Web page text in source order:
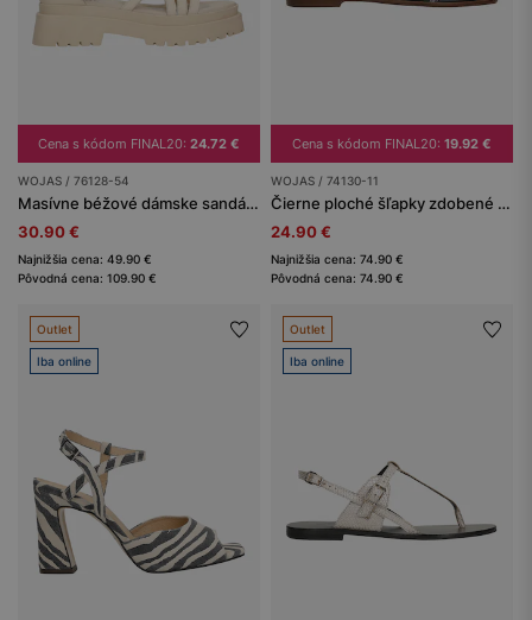
Cena s kódom FINAL20: 24.72 €
WOJAS / 76128-54
Masívne béžové dámske sandále z kože
30.90 €
Najnižšia cena: 49.90 €
Pôvodná cena: 109.90 €
Cena s kódom FINAL20: 19.92 €
WOJAS / 74130-11
Čierne ploché šľapky zdobené kryštálikmi
24.90 €
Najnižšia cena: 74.90 €
Pôvodná cena: 74.90 €
Outlet
Iba online
Outlet
Iba online